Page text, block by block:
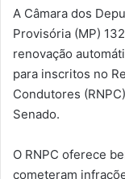
A Câmara dos
Provisória (MP)
renovação
para inscritos no
Condutores
Senado.
O RNPC oferece
cometeram